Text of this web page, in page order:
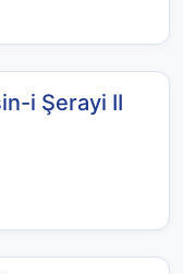
i Şerayi II